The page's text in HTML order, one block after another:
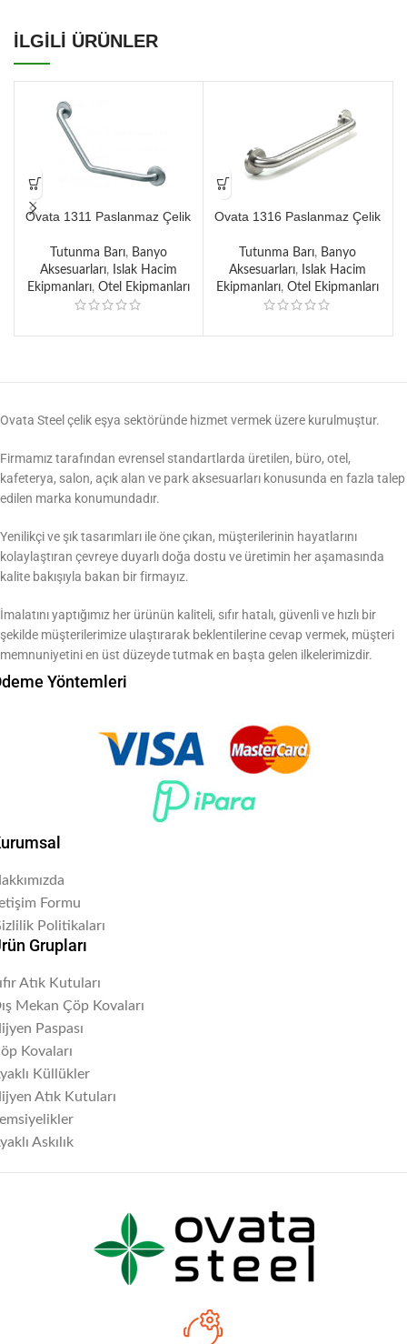
İLGİLİ ÜRÜNLER
Ovata 1311 Paslanmaz Çelik
Tutunma Barı, Banyo
Aksesuarları, Islak Hacim
Ekipmanları, Otel Ekipmanları
Ovata 1316 Paslanmaz Çelik
Tutunma Barı, Banyo
Aksesuarları, Islak Hacim
Ekipmanları, Otel Ekipmanları
Ovata Steel çelik eşya sektöründe hizmet vermek üzere kurulmuştur.
Firmamız tarafından evrensel standartlarda üretilen, büro, otel,
kafeterya, salon, açık alan ve park aksesuarları konusunda en fazla talep
edilen marka konumundadır.
Yenilikçi ve şık tasarımları ile öne çıkan, müşterilerinin hayatlarını
kolaylaştıran çevreye duyarlı doğa dostu ve üretimin her aşamasında
kalite bakışıyla bakan bir firmayız.
İmalatını yaptığımız her ürünün kaliteli, sıfır hatalı, güvenli ve hızlı bir
şekilde müşterilerimize ulaştırarak beklentilerine cevap vermek, müşteri
memnuniyetini en üst düzeyde tutmak en başta gelen ilkelerimizdir.
Yöntemleri
Formu
Politikaları
Grupları
Atık Kutuları
Mekan Çöp Kovaları
Paspası
Kovaları
Küllükler
Atık Kutuları
Askılık